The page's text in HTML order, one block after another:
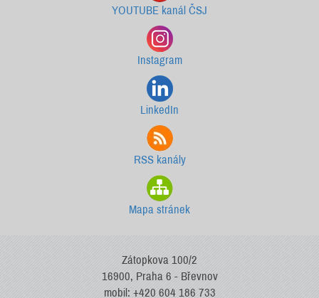
YOUTUBE kanál ČSJ
Instagram
LinkedIn
RSS kanály
Mapa stránek
Zátopkova 100/2
16900, Praha 6 - Břevnov
mobil: +420 604 186 733